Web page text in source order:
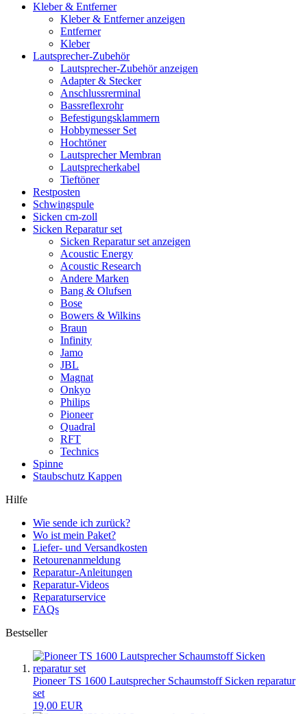
Kleber & Entferner
Kleber & Entferner anzeigen
Entferner
Kleber
Lautsprecher-Zubehör
Lautsprecher-Zubehör anzeigen
Adapter & Stecker
Anschlussrerminal
Bassreflexrohr
Befestigungsklammern
Hobbymesser Set
Hochtöner
Lautsprecher Membran
Lautsprecherkabel
Tieftöner
Restposten
Schwingspule
Sicken cm-zoll
Sicken Reparatur set
Sicken Reparatur set anzeigen
Acoustic Energy
Acoustic Research
Andere Marken
Bang & Olufsen
Bose
Bowers & Wilkins
Braun
Infinity
Jamo
JBL
Magnat
Onkyo
Philips
Pioneer
Quadral
RFT
Technics
Spinne
Staubschutz Kappen
Hilfe
Wie sende ich zurück?
Wo ist mein Paket?
Liefer- und Versandkosten
Retourenanmeldung
Reparatur-Anleitungen
Reparatur-Videos
Reparaturservice
FAQs
Bestseller
Pioneer TS 1600 Lautsprecher Schaumstoff Sicken reparatur
set
19,00 EUR